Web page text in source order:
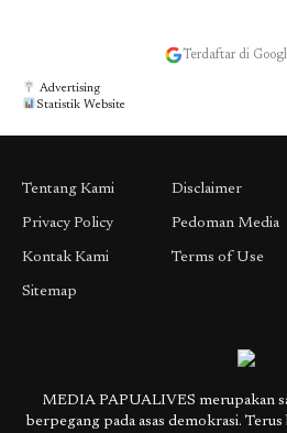
Terdaftar di
Advertising
Statistik Website
Tentang Kami
Privacy Policy
Kontak Kami
Sitemap
Disclaimer
Pedoman Media
Terms of Use
MEDIA PAPUALIVES merupakan
berpegang pada asas demokrasi.